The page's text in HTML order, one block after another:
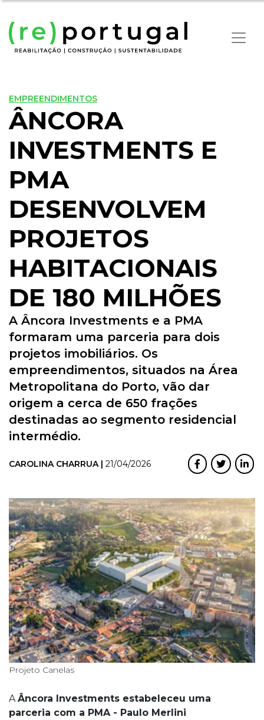
EMPREENDIMENTOS
ÂNCORA
INVESTMENTS E
PMA
DESENVOLVEM
PROJETOS
HABITACIONAIS
DE 180 MILHÕES
A Âncora Investments e a PMA
formaram uma parceria para dois
projetos imobiliários. Os
empreendimentos, situados na Área
Metropolitana do Porto, vão dar
origem a cerca de 650 frações
destinadas ao segmento residencial
intermédio.
CAROLINA CHARRUA | 21/04/2026
Projeto Canelas
AÂncora Investments estabeleceu uma
parceria com a PMA - Paulo Merlini